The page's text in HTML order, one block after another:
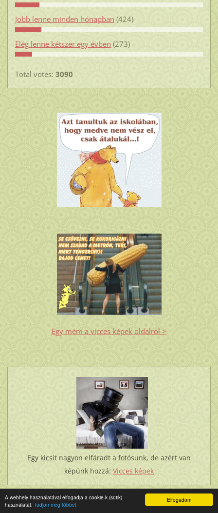
Elfogadom
A webhely használatával elfogadja a cookie-k (sütik)
használatát. Tudjon meg többet
Jobb lenne minden hónapban (424)
Elég lenne kétszer egy évben (273)
Total votes: 3090
Egy mém a vicces képek oldalról >
Egy kicsit nagyon elfáradt a fotósunk, de azért van
képünk hozzá: Vicces képek